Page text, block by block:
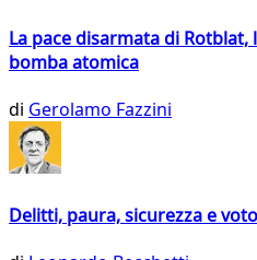
La pace disarmata di Rotblat,
bomba atomica
di Gerolamo Fazzini
Delitti, paura, sicurezza e